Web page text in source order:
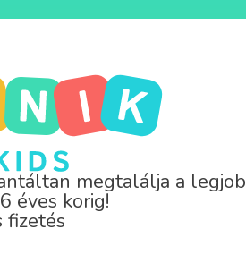
megtalálja a
éves korig!
fizetés